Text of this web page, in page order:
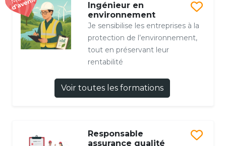
Ingénieur en
environnement
Je sensibilise les entreprises à la
protection de l’environnement,
tout en préservant leur
rentabilité
Voir toutes les formations
Responsable
assurance qualité